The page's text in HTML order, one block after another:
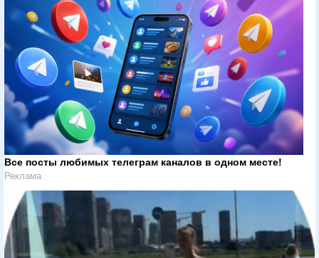
Все посты любимых телеграм каналов в одном месте!
Реклама